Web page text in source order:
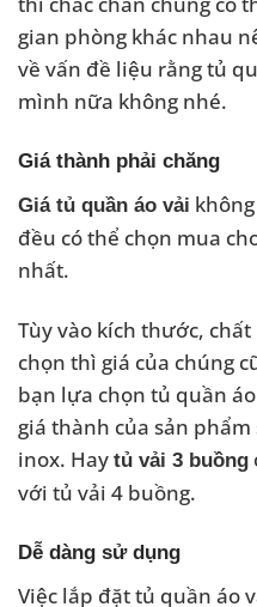
gian phòng khác nhau
về vấn đề liệu rằng tủ
mình nữa không nhé.
Giá thành phải chăng
Giá tủ quần áo vải
đều có thể chọn mua
nhất.
Tùy vào kích thước,
chọn thì giá của chúng
bạn lựa chọn tủ quần
giá thành của sản
inox. Hay tủ vải 3 buồng
với tủ vải 4 buồng.
Dễ dàng sử dụng
Việc lắp đặt tủ quần áo